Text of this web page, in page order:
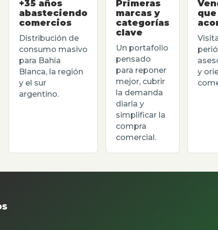
+35 años
abasteciendo
comercios
Distribución de
consumo masivo
para Bahía
Blanca, la región
y el sur
argentino.
Primeras
marcas y
categorías
clave
Un portafolio
pensado
para reponer
mejor, cubrir
la demanda
diaria y
simplificar la
compra
comercial.
que
y